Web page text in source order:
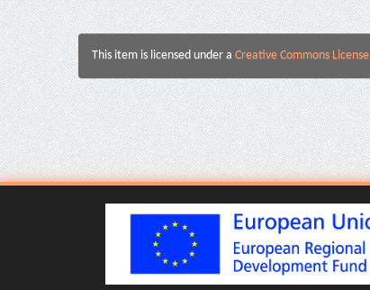
This item is licensed under a Creative Commons License